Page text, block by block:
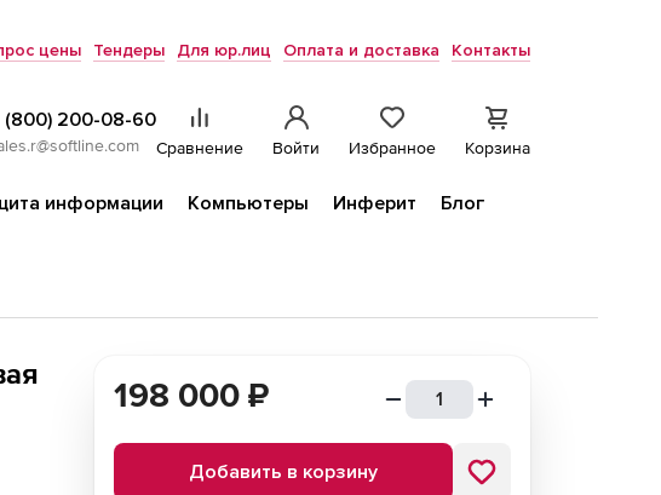
цены Тендеры Для юр.лиц Оплата и доставка Контакты
(800) 200-08-60
Сравнение Войти Избранное Корзина
информации Компьютеры Инферит
Блог
198 000 ₽
Добавить в корзину